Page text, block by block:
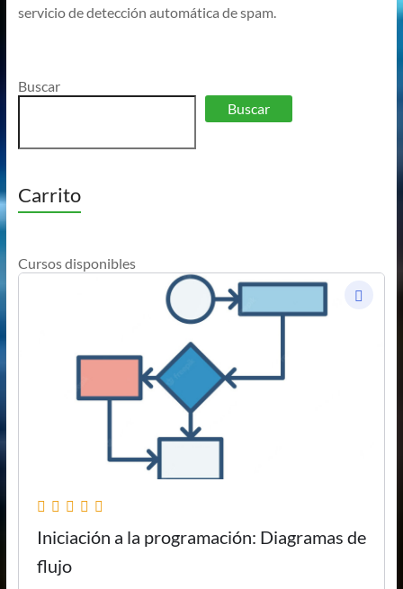
servicio de detección automática de spam.
Buscar
Buscar
Carrito
Cursos disponibles
Iniciación a la programación: Diagramas de
flujo